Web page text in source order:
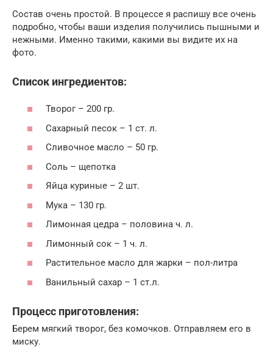
Состав очень простой. В процессе я распишу все очень
подробно, чтобы ваши изделия получились пышными и
нежными. Именно такими, какими вы видите их на
фото.
Список ингредиентов:
Творог – 200 гр.
Сахарный песок – 1 ст. л.
Сливочное масло – 50 гр.
Соль – щепотка
Яйца куриные – 2 шт.
Мука – 130 гр.
Лимонная цедра – половина ч. л.
Лимонный сок – 1 ч. л.
Растительное масло для жарки – пол-литра
Ванильный сахар – 1 ст.л.
Процесс приготовления:
Берем мягкий творог, без комочков. Отправляем его в
миску.